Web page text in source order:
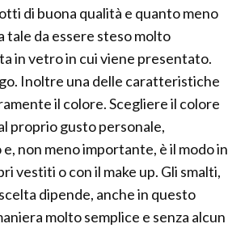
di buona qualità e quanto meno
tale da essere steso molto
in vetro in cui viene presentato.
Inoltre una delle caratteristiche
il colore. Scegliere il colore
proprio gusto personale,
non meno importante, è il modo in
vestiti o con il make up. Gli smalti,
dipende, anche in questo
molto semplice e senza alcun